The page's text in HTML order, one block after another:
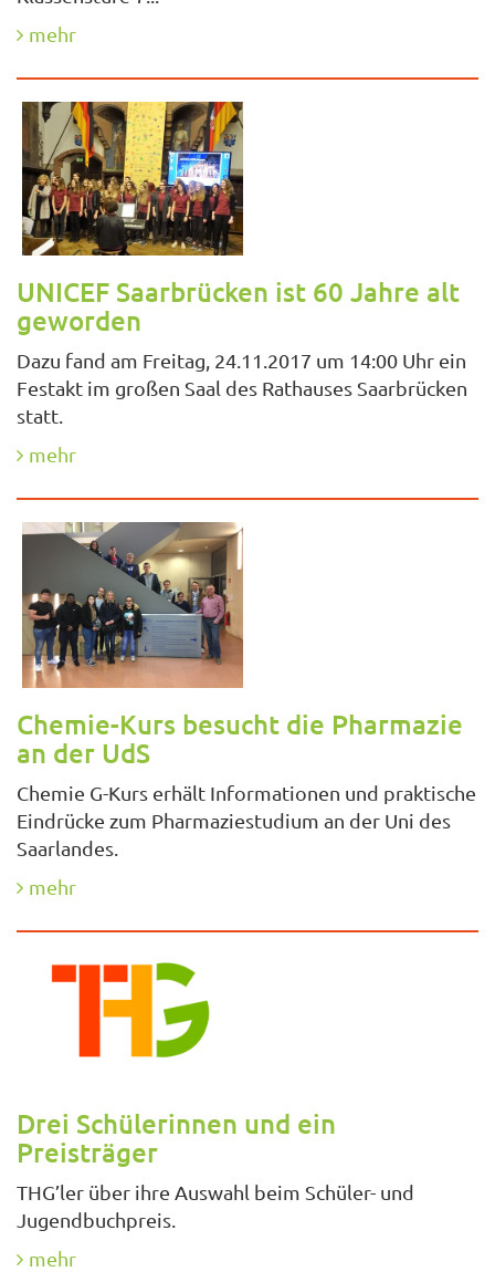
mehr
UNICEF Saarbrücken ist 60 Jahre alt
geworden
Dazu fand am Freitag, 24.11.2017 um 14:00 Uhr ein
Festakt im großen Saal des Rathauses Saarbrücken
statt.
mehr
Chemie-Kurs besucht die Pharmazie
an der UdS
Chemie G-Kurs erhält Informationen und praktische
Eindrücke zum Pharmaziestudium an der Uni des
Saarlandes.
mehr
Drei Schülerinnen und ein
Preisträger
THG’ler über ihre Auswahl beim Schüler- und
Jugendbuchpreis.
mehr